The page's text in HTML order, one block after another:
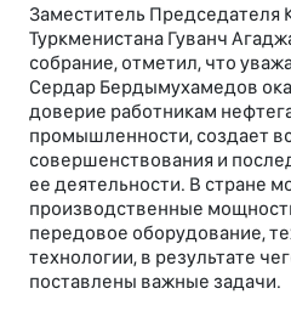
Заместитель Председателя
Туркменистана Гуванч
собрание, отметил, что
Сердар Бердымухамедов
доверие работникам
промышленности, создает
совершенствования и
ее деятельности. В стране
производственные
передовое оборудование,
технологии, в результате
поставлены важные задачи.